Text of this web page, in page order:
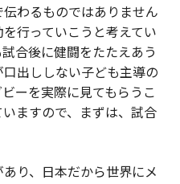
伝わるものではありません
行っていこうと考えてい
合後に健闘をたたえあう
出ししない子ども主導の
ーを実際に見てもらうこ
ますので、まずは、試合
り、日本だから世界にメ